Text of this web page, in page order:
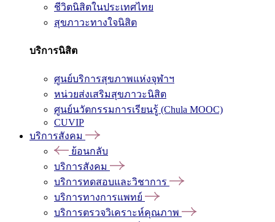
ชีวิตนิสิตในประเทศไทย
สุขภาวะทางใจนิสิต
บริการนิสิต
ศูนย์บริการสุขภาพแห่งจุฬาฯ
หน่วยส่งเสริมสุขภาวะนิสิต
ศูนย์นวัตกรรมการเรียนรู้ (Chula MOOC)
CUVIP
บริการสังคม
ย้อนกลับ
บริการสังคม
บริการทดสอบและวิชาการ
บริการทางการแพทย์
บริการตรวจวิเคราะห์คุณภาพ